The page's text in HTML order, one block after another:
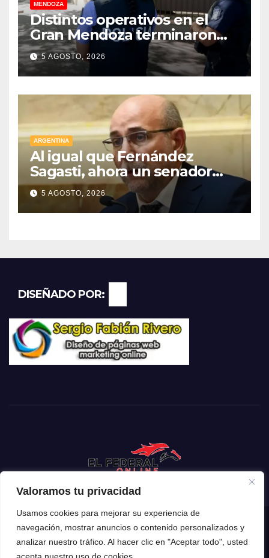
Valoramos tu privacidad
Usamos cookies para mejorar su experiencia de
navegación, mostrar anuncios o contenido personalizados y
analizar nuestro tráfico. Al hacer clic en "Aceptar todo", usted
MENDOZA
Distintos operativos en el
Gran Mendoza terminaron
con cuatro delincuentes
detenidos
5 AGOSTO, 2026
ARGENTINA
Al igual que Fernández
Sagasti, ahora un senador
radical pidió votar en forma
remota
5 AGOSTO, 2026
DISEÑADO POR:
Funciona gracias a WordPress |Tema: Newsup deThemeansar